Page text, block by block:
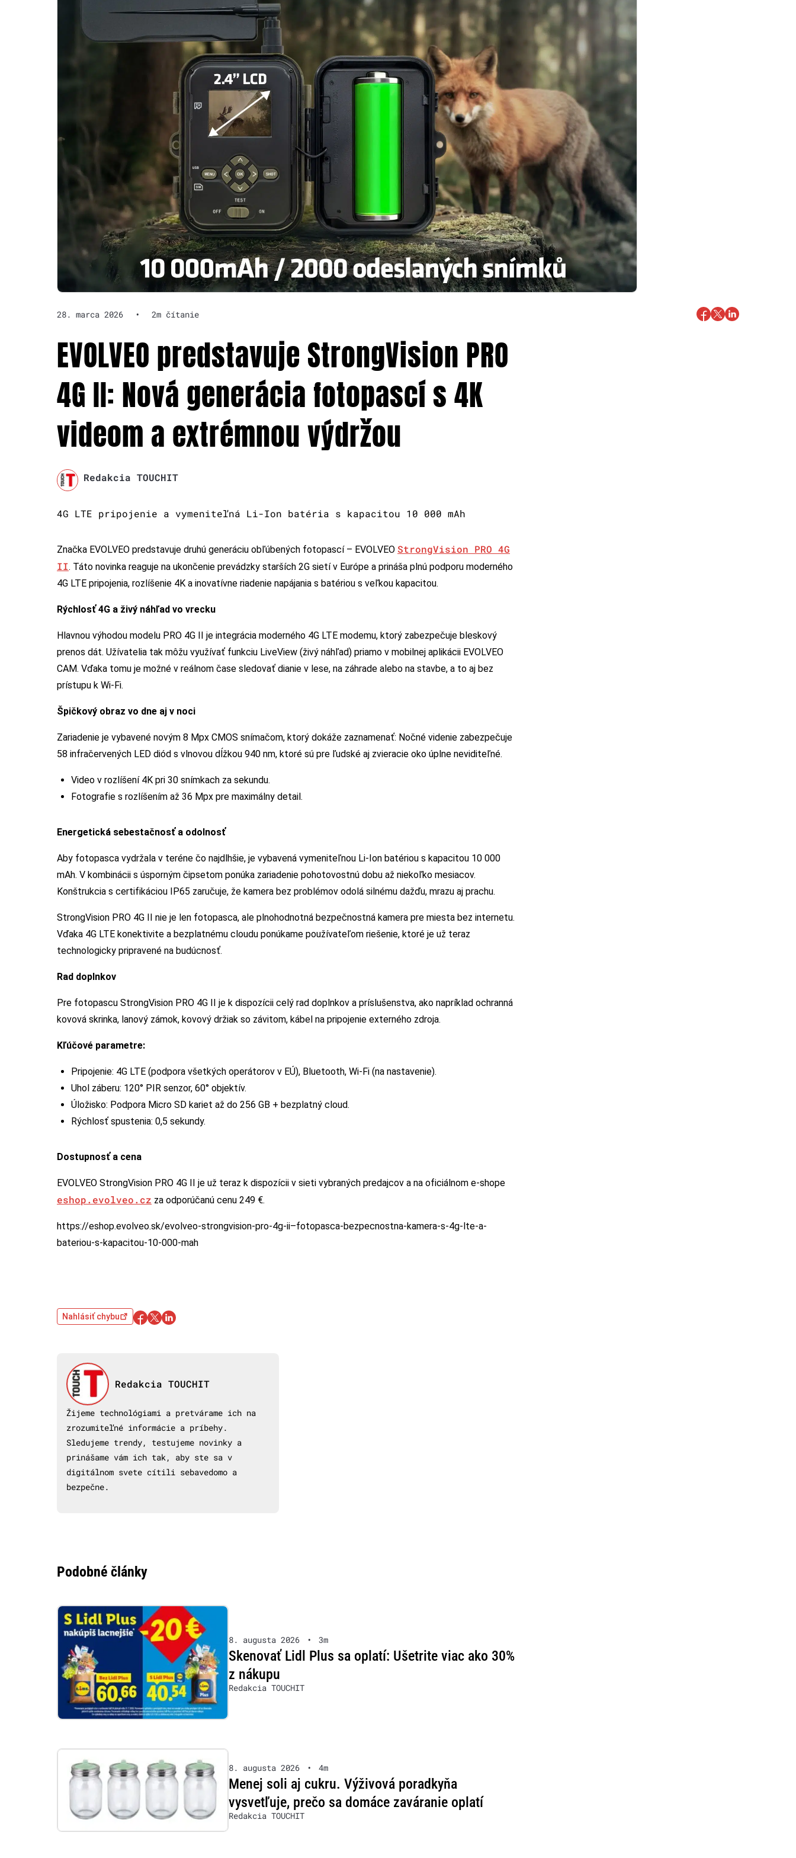
28. marca 2026 • 2m čítanie
EVOLVEO predstavuje StrongVision PRO
4G II: Nová generácia fotopascí s 4K
videom a extrémnou výdržou
Redakcia TOUCHIT
4G LTE pripojenie a vymeniteľná Li-Ion batéria s kapacitou 10 000 mAh
Značka EVOLVEO predstavuje druhú generáciu obľúbených fotopascí – EVOLVEO StrongVision PRO 4G
II. Táto novinka reaguje na ukončenie prevádzky starších 2G sietí v Európe a prináša plnú podporu moderného
4G LTE pripojenia, rozlíšenie 4K a inovatívne riadenie napájania s batériou s veľkou kapacitou.
Rýchlosť 4G a živý náhľad vo vrecku
Hlavnou výhodou modelu PRO 4G II je integrácia moderného 4G LTE modemu, ktorý zabezpečuje bleskový
prenos dát. Užívatelia tak môžu využívať funkciu LiveView (živý náhľad) priamo v mobilnej aplikácii EVOLVEO
CAM. Vďaka tomu je možné v reálnom čase sledovať dianie v lese, na záhrade alebo na stavbe, a to aj bez
prístupu k Wi-Fi.
Špičkový obraz vo dne aj v noci
Zariadenie je vybavené novým 8 Mpx CMOS snímačom, ktorý dokáže zaznamenať: Nočné videnie zabezpečuje
58 infračervených LED diód s vlnovou dĺžkou 940 nm, ktoré sú pre ľudské aj zvieracie oko úplne neviditeľné.
Video v rozlíšení 4K pri 30 snímkach za sekundu.
Fotografie s rozlíšením až 36 Mpx pre maximálny detail.
Energetická sebestačnosť a odolnosť
Aby fotopasca vydržala v teréne čo najdlhšie, je vybavená vymeniteľnou Li-Ion batériou s kapacitou 10 000
mAh. V kombinácii s úsporným čipsetom ponúka zariadenie pohotovostnú dobu až niekoľko mesiacov.
Konštrukcia s certifikáciou IP65 zaručuje, že kamera bez problémov odolá silnému dažďu, mrazu aj prachu.
StrongVision PRO 4G II nie je len fotopasca, ale plnohodnotná bezpečnostná kamera pre miesta bez internetu.
Vďaka 4G LTE konektivite a bezplatnému cloudu ponúkame používateľom riešenie, ktoré je už teraz
technologicky pripravené na budúcnosť.
Rad doplnkov
Pre fotopascu StrongVision PRO 4G II je k dispozícii celý rad doplnkov a príslušenstva, ako napríklad ochranná
kovová skrinka, lanový zámok, kovový držiak so závitom, kábel na pripojenie externého zdroja.
Kľúčové parametre:
Pripojenie: 4G LTE (podpora všetkých operátorov v EÚ), Bluetooth, Wi-Fi (na nastavenie).
Uhol záberu: 120° PIR senzor, 60° objektív.
Úložisko: Podpora Micro SD kariet až do 256 GB + bezplatný cloud.
Rýchlosť spustenia: 0,5 sekundy.
Dostupnosť a cena
EVOLVEO StrongVision PRO 4G II je už teraz k dispozícii v sieti vybraných predajcov a na oficiálnom e-shope
eshop.evolveo.cz za odporúčanú cenu 249 €.
https://eshop.evolveo.sk/evolveo-strongvision-pro-4g-ii–fotopasca-bezpecnostna-kamera-s-4g-lte-a-
bateriou-s-kapacitou-10-000-mah
Nahlásiť chybu
Redakcia TOUCHIT
Žijeme technológiami a pretvárame ich na
zrozumiteľné informácie a príbehy.
Sledujeme trendy, testujeme novinky a
prinášame vám ich tak, aby ste sa v
digitálnom svete cítili sebavedomo a
bezpečne.
Podobné články
8. augusta 2026 • 3m
Skenovať Lidl Plus sa oplatí: Ušetrite viac ako 30%
z nákupu
Redakcia TOUCHIT
8. augusta 2026 • 4m
Menej soli aj cukru. Výživová poradkyňa
vysvetľuje, prečo sa domáce zaváranie oplatí
Redakcia TOUCHIT